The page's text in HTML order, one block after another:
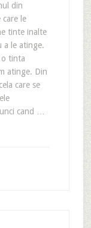
din
care le
tinte inalte
a le atinge.
o tinta
atinge. Din
care se
cand …